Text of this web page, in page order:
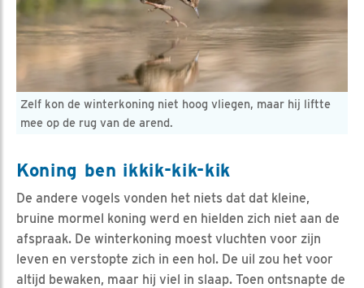
Zelf kon de winterkoning niet hoog vliegen, maar hij liftte
mee op de rug van de arend.
Koning ben ikkik-kik-kik
De andere vogels vonden het niets dat dat kleine,
bruine mormel koning werd en hielden zich niet aan de
afspraak. De winterkoning moest vluchten voor zijn
leven en verstopte zich in een hol. De uil zou het voor
altijd bewaken, maar hij viel in slaap. Toen ontsnapte de